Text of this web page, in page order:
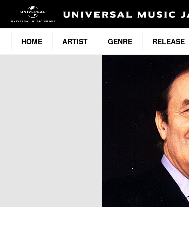
HOME ARTIST GENRE RELEASE